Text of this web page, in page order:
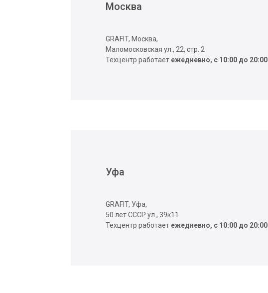
Москва
GRAFIT, Москва,
Маломосковская ул., 22, стр. 2
Техцентр работает ежедневно, с 10:00 до 20:00
Уфа
GRAFIT, Уфа,
50 лет СССР ул., 39к11
Техцентр работает ежедневно, с 10:00 до 20:00